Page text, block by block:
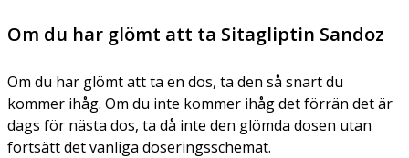
Om du har glömt att ta Sitagliptin Sandoz
Om du har glömt att ta en dos, ta den så snart du
kommer ihåg. Om du inte kommer ihåg det förrän det är
dags för nästa dos, ta då inte den glömda dosen utan
fortsätt det vanliga doseringsschemat.